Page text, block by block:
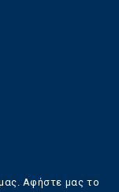
Αφήστε μας το